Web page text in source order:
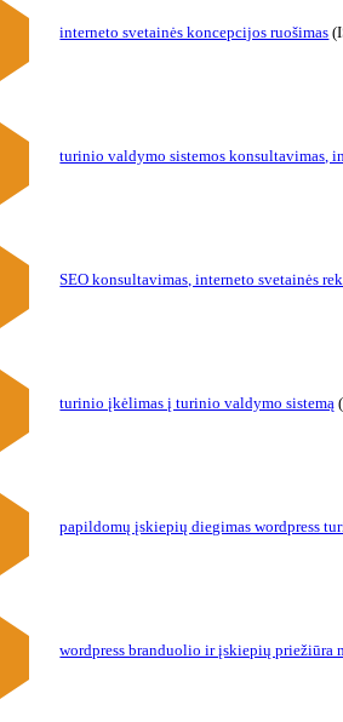
interneto svetainės koncepcijos ruošimas
turinio valdymo sistemos konsultavimas,
SEO konsultavimas, interneto svetainės
turinio įkėlimas į turinio valdymo sistemą
papildomų įskiepių diegimas wordpress
wordpress branduolio ir įskiepių priežiūra